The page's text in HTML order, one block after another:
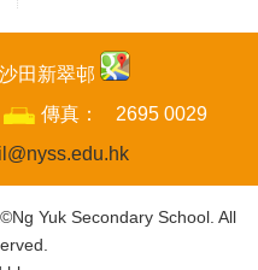
田新翠邨
傳真：
2695 0029
Yuk Secondary School. All